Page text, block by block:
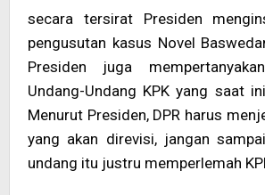
secara tersirat Presiden
pengusutan kasus Novel
Presiden juga
Undang-Undang KPK yang saat
Menurut Presiden, DPR harus
yang akan direvisi, jangan
undang itu justru memperlemah